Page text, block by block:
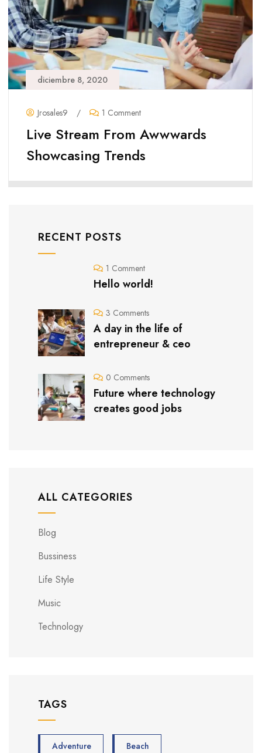
diciembre 8, 2020
Jrosales9 / 1 Comment
Live Stream From Awwwards
Showcasing Trends
RECENT POSTS
1 Comment
Hello world!
3 Comments
A day in the life of
entrepreneur & ceo
0 Comments
Future where technology
creates good jobs
ALL CATEGORIES
Blog
Bussiness
Life Style
Music
Technology
TAGS
Adventure Beach